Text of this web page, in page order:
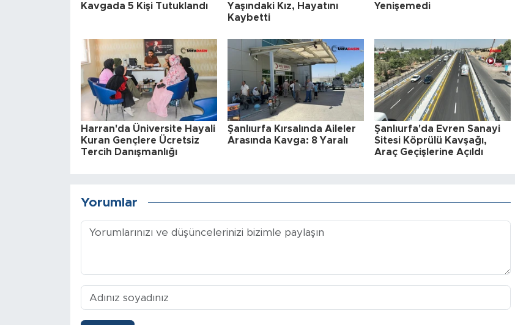
Kavgada 5 Kişi Tutuklandı
Yaşındaki Kız, Hayatını
Kaybetti
Yenişemedi
Harran'da Üniversite Hayali
Kuran Gençlere Ücretsiz
Tercih Danışmanlığı
Şanlıurfa Kırsalında Aileler
Arasında Kavga: 8 Yaralı
Şanlıurfa'da Evren Sanayi
Sitesi Köprülü Kavşağı,
Araç Geçişlerine Açıldı
Yorumlar